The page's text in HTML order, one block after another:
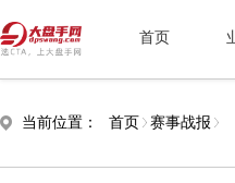
首页
当前位置： 首页 赛事战报